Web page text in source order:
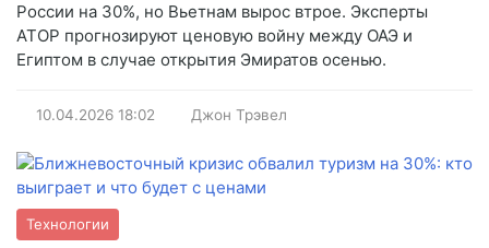
России на 30%, но Вьетнам вырос втрое. Эксперты
АТОР прогнозируют ценовую войну между ОАЭ и
Египтом в случае открытия Эмиратов осенью.
10.04.2026 18:02 Джон Трэвел
Технологии